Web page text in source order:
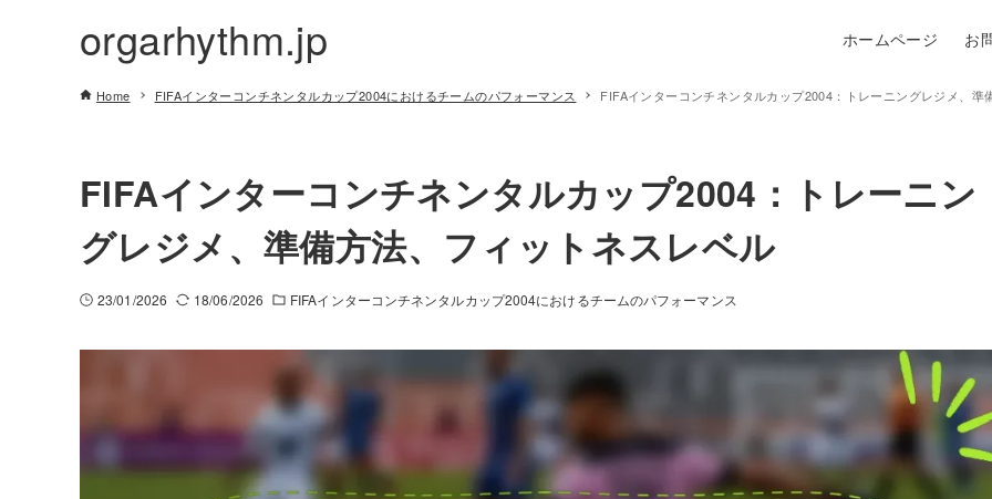
orgarhythm.jp ホームページ お
Home FIFAインターコンチネンタルカップ2004におけるチームのパフォーマンス FIFAインターコンチネンタルカップ2004：トレーニングレジメ、準
FIFAインターコンチネンタルカップ2004：トレーニン
グレジメ、準備方法、フィットネスレベル
23/01/2026 18/06/2026 FIFAインターコンチネンタルカップ2004におけるチームのパフォーマンス